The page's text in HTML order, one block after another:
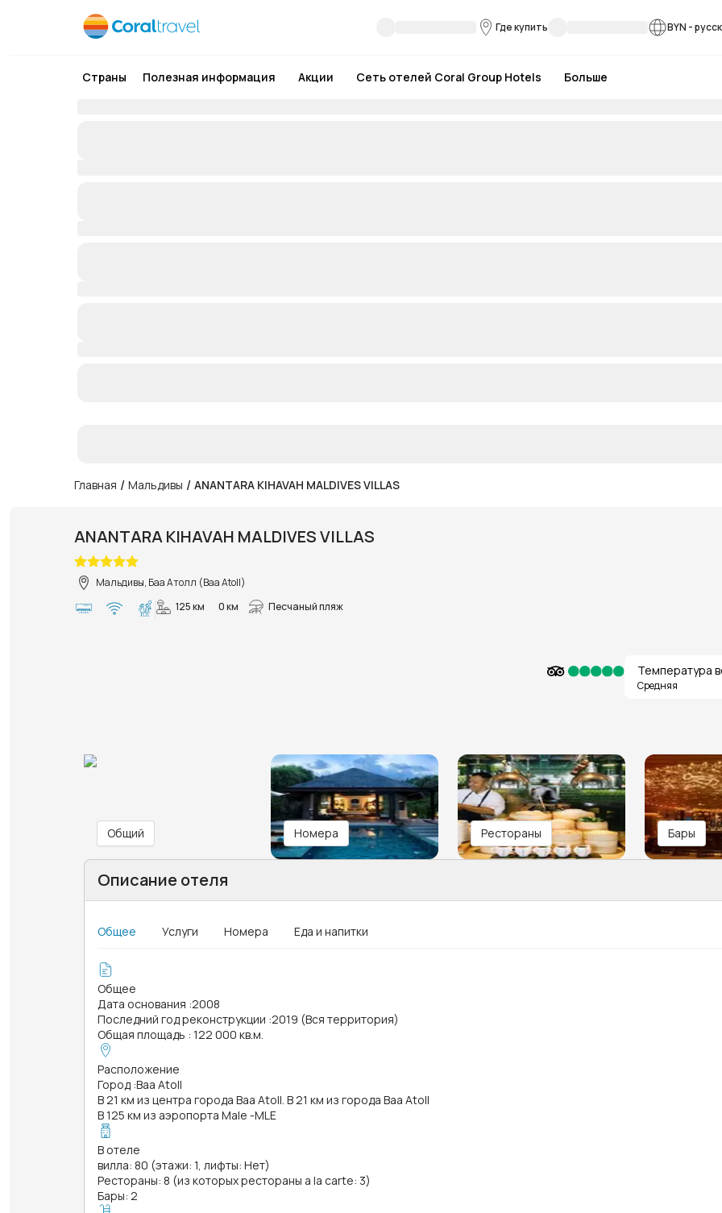
Где купить BYN -
Страны Полезная информация Акции Сеть отелей Coral Group Hotels Больше
Главная / Мальдивы / ANANTARA KIHAVAH MALDIVES VILLAS
ANANTARA KIHAVAH MALDIVES VILLAS
Мальдивы, Баа Атолл (Baa Atoll)
125 км
0 км Песчаный пляж
Температура
Средняя
Общий Номера Рестораны Бары
Описание отеля
Общее Услуги Номера Еда и напитки
Общее
Дата основания :2008
Последний год реконструкции :2019 (Вся территория)
Общая площадь : 122 000 кв.м.
Расположение
Город :Baa Atoll
В 21 км из центра города Baa Atoll. В 21 км из города Baa Atoll
В 125 км из аэропорта Male -MLE
В отеле
вилла: 80 (этажи: 1, лифты: Нет)
Рестораны: 8 (из которых рестораны a la carte: 3)
Бары: 2